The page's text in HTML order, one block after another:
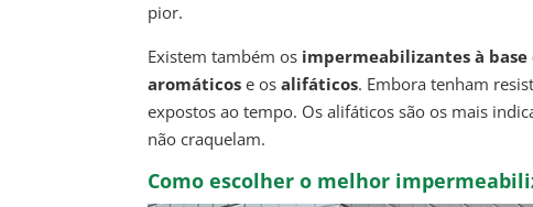
pior.
Existem também os impermeabilizantes à
aromáticos e osalifáticos. Embora tenham
expostos ao tempo. Os alifáticos são os mais
não craquelam.
Como escolher o melhor